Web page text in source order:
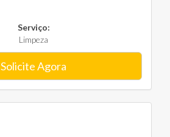
Serviço:
Limpeza
Solicite Agora